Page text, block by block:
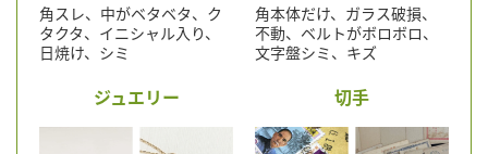
角スレ、中がベタベタ、ク
タクタ、イニシャル入り、
日焼け、シミ
角本体だけ、ガラス破損、
不動、ベルトがボロボロ、
文字盤シミ、キズ
ジュエリー 切手